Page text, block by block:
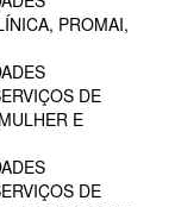
PROMAI,
DE
E
DE